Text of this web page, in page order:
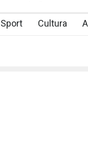
Sport Cultura